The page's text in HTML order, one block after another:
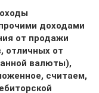
доходами
от продажи
отличных от
валюты),
считаем,